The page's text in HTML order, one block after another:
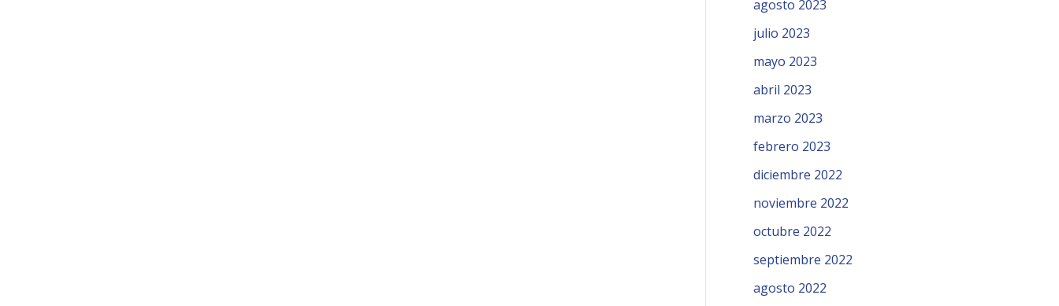
agosto 2023
julio 2023
mayo 2023
abril 2023
marzo 2023
febrero 2023
diciembre 2022
noviembre 2022
octubre 2022
septiembre 2022
agosto 2022